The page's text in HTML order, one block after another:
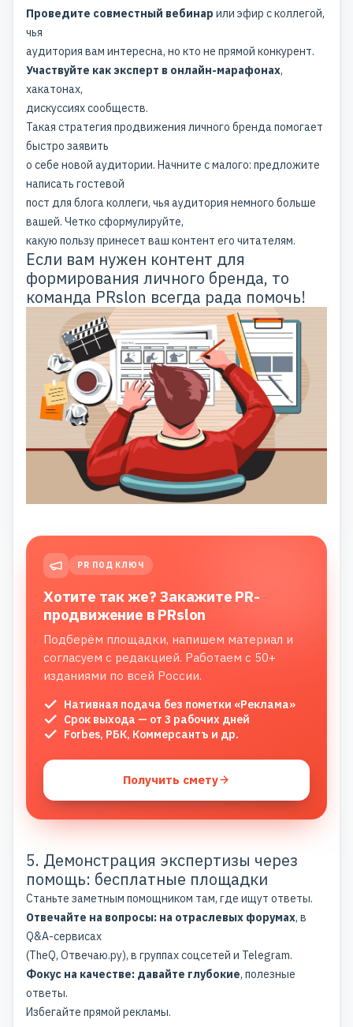
Проведите совместный вебинар или эфир с коллегой,
чья
аудитория вам интересна, но кто не прямой конкурент.
Участвуйте как эксперт в онлайн-марафонах,
хакатонах,
дискуссиях сообществ.
Такая стратегия продвижения личного бренда помогает
быстро заявить
о себе новой аудитории. Начните с малого: предложите
написать гостевой
пост для блога коллеги, чья аудитория немного больше
вашей. Четко сформулируйте,
какую пользу принесет ваш контент его читателям.
Если вам нужен контент для
формирования личного бренда, то
команда PRslon всегда рада помочь!
PR ПОД КЛЮЧ
Хотите так же? Закажите PR-
продвижение в PRslon
Подберём площадки, напишем материал и
согласуем с редакцией. Работаем с 50+
изданиями по всей России.
Нативная подача без пометки «Реклама»
Срок выхода — от 3 рабочих дней
Forbes, РБК, Коммерсантъ и др.
Получить смету
5. Демонстрация экспертизы через
помощь: бесплатные площадки
Станьте заметным помощником там, где ищут ответы.
Отвечайте на вопросы: на отраслевых форумах, в
Q&A-сервисах
(TheQ, Отвечаю.ру), в группах соцсетей и Telegram.
Фокус на качестве: давайте глубокие, полезные
ответы.
Избегайте прямой рекламы.